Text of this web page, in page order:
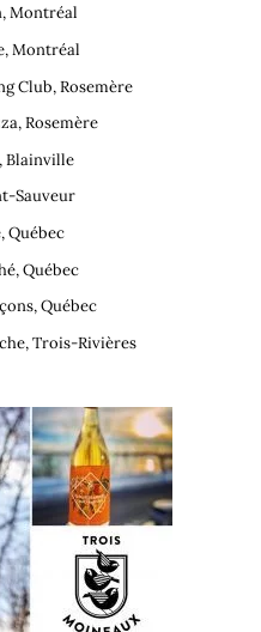
Montréal
Montréal
Club, Rosemère
Rosemère
Blainville
Sauveur
Québec
Québec
Québec
Trois-Rivières